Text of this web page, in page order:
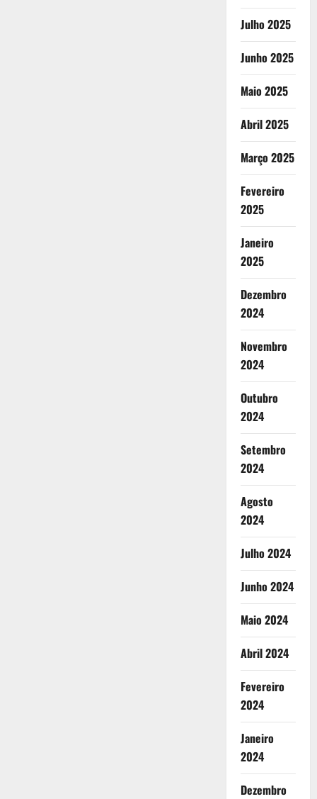
Julho 2025
Junho 2025
Maio 2025
Abril 2025
Março 2025
Fevereiro
2025
Janeiro
2025
Dezembro
2024
Novembro
2024
Outubro
2024
Setembro
2024
Agosto
2024
Julho 2024
Junho 2024
Maio 2024
Abril 2024
Fevereiro
2024
Janeiro
2024
Dezembro